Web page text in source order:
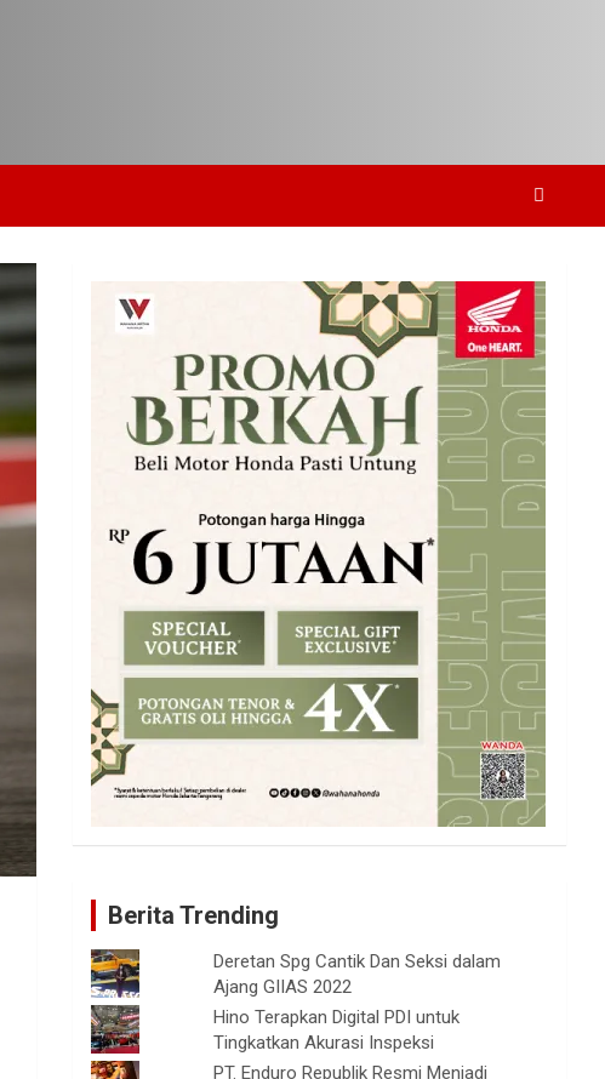
Berita Trending
Deretan Spg Cantik Dan Seksi dalam
Ajang GIIAS 2022
Hino Terapkan Digital PDI untuk
Tingkatkan Akurasi Inspeksi
PT. Enduro Republik Resmi Menjadi